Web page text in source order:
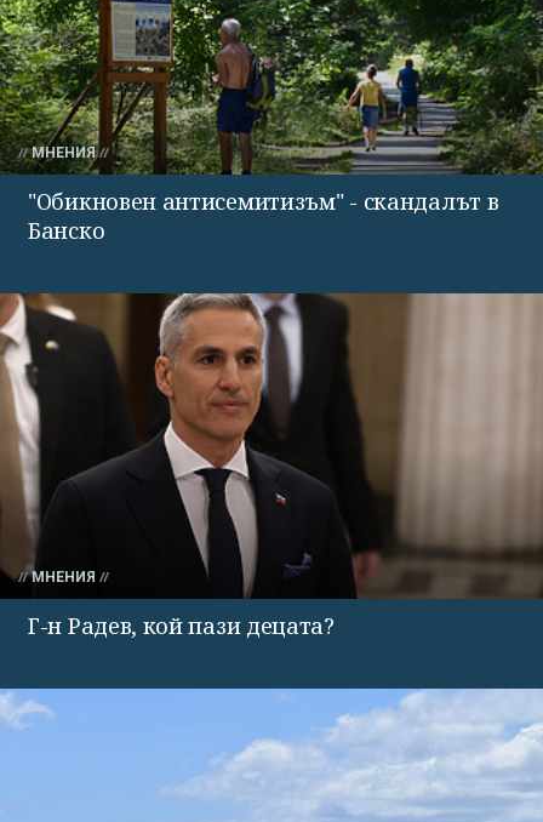
МНЕНИЯ
"Обикновен антисемитизъм" - скандалът в
Банско
МНЕНИЯ
Г-н Радев, кой пази децата?